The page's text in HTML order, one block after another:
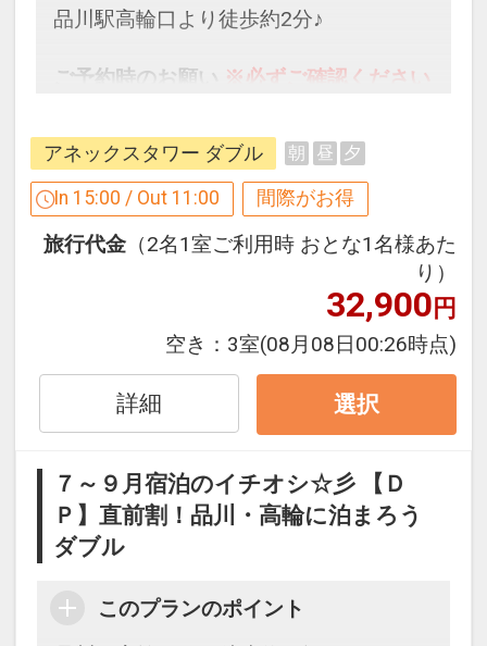
品川駅高輪口より徒歩約2分♪
ご予約時のお願い ※必ずご確認ください
本プランをご予約される際には、以下ご
注意いただきますようお願いいたしま
す。
※１０室以上の団体予約はお受けできま
せん。
※企業名、団体名、個人名で複数室を仮
予約することはお控えください。
※１予約につき複数室ご予約される際に
は、各お部屋の代表者氏名をお知らせく
ださい。
「食事なしプラン」と「朝食付プラン」
をご用意しています。
ン」を掲載しています。
アネックスタワー ダブル 朝 昼 夕
In 15:00 / Out 11:00 間際がお得
旅行代金 （2名1室ご利用時 おとな1名様あた
り）
32,900円
空き： 3室(08月08日00:26時点)
詳細 選択
７～９月宿泊のイチオシ☆彡 【Ｄ
Ｐ】直前割！品川・高輪に泊まろう
ダブル
このプランのポイント